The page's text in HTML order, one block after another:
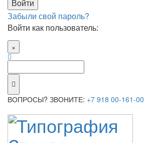
Забыли свой пароль?
Войти как пользователь:
×
ВОПРОСЫ? ЗВОНИТЕ: +7 918 00-161-00